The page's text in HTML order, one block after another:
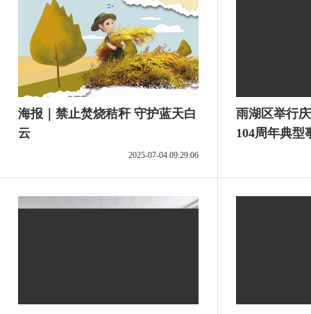
海报｜禁止焚烧秸秆 守护蓝天白
云
2025-07-04 09:29:06
雨湖区举行
104周年典型